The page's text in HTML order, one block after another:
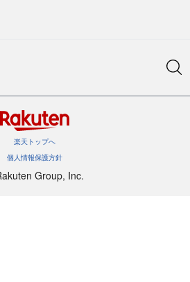
楽天トップへ
個人情報保護方針
Group, Inc.